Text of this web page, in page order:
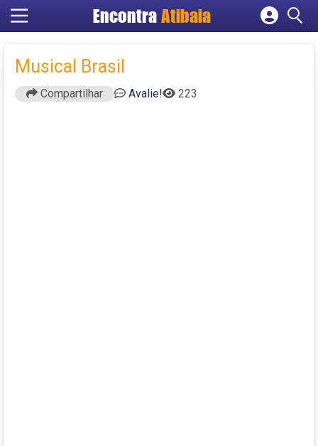
Encontra Atibaia
Cadastrar empresa
Musical Brasil
Compartilhar Avalie! 223